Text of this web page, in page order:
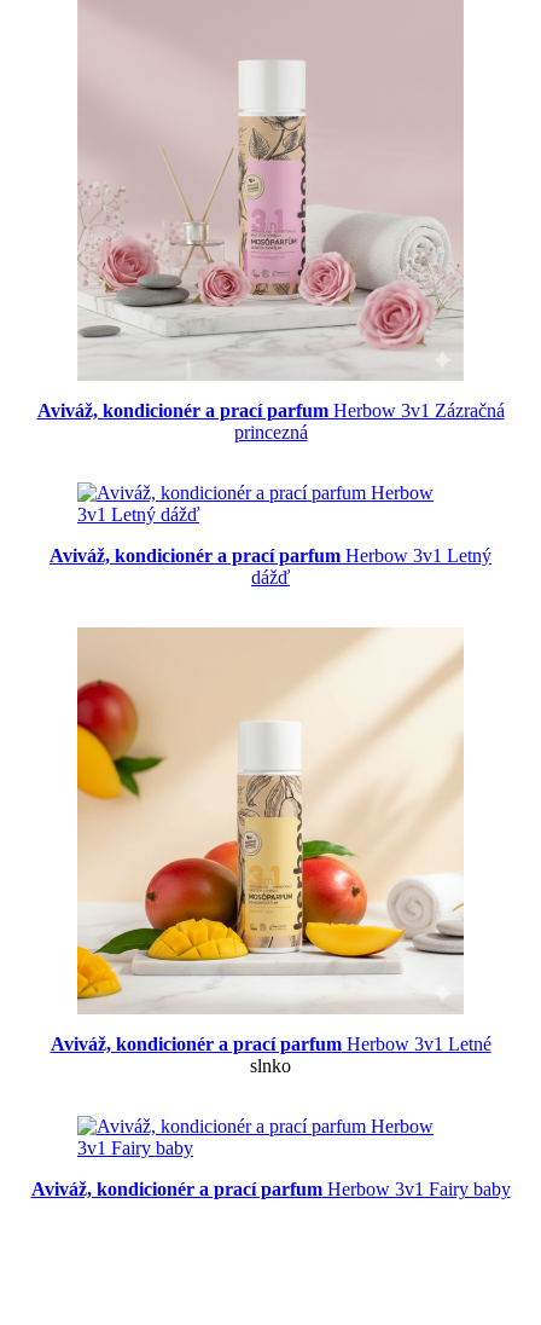
Aviváž, kondicionér a prací parfumHerbow 3v1 Zázračná
princezná
Aviváž, kondicionér a prací parfum Herbow 3v1 Letný
dážď
Aviváž, kondicionér a prací parfumHerbow 3v1 Letné
slnko
Aviváž, kondicionér a prací parfumHerbow 3v1 Fairy baby